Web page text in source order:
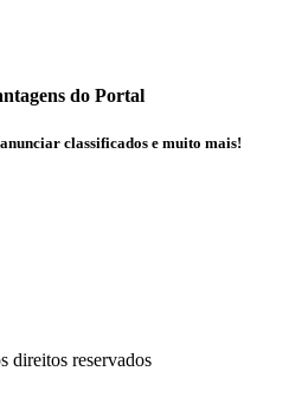
do Portal
classificados e muito mais!
reservados